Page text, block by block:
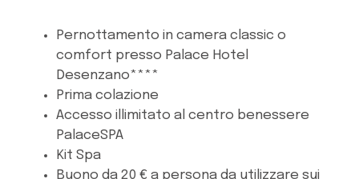
Pernottamento in camera classic o
comfort presso Palace Hotel
Desenzano****
Prima colazione
Accesso illimitato al centro benessere
PalaceSPA
Kit Spa
Buono da 20 € a persona da utilizzare sui